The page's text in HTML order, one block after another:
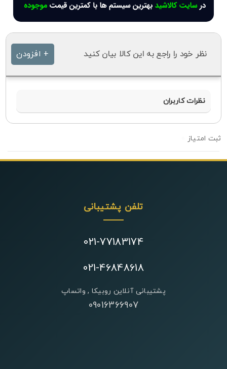
نظر خود را راجع به این کالا بیان کنید + افزودن
نظرات کاربران
تلفن پشتیبانی
021-77183174
021-46848618
پشتیبانی آنلاین روبیکا , واتساپ
09016366907